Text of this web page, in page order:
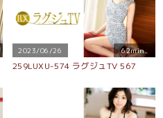
2023/06/26 62min.
259LUXU-574 ラグジュTV 567